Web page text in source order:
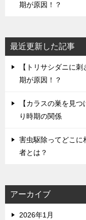
期が原因！？
最近更新した記事
【トリサシダニに
期が原因！？
【カラスの巣を見
り時期の関係
害虫駆除ってどこ
者とは？
アーカイブ
2026年1月